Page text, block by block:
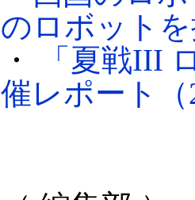
のロボット
・
「夏戦III
催レポート（